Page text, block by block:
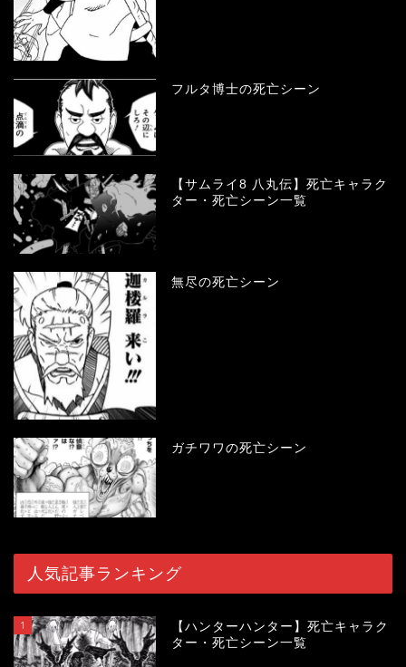
フルタ博士の死亡シーン
【サムライ8 八丸伝】死亡キャラク
ター・死亡シーン一覧
無尽の死亡シーン
ガチワワの死亡シーン
人気記事ランキング
1
【ハンターハンター】死亡キャラク
ター・死亡シーン一覧